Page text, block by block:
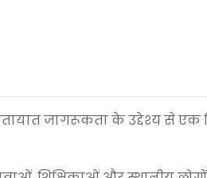
जागरूकता के उद्देश्य से एक